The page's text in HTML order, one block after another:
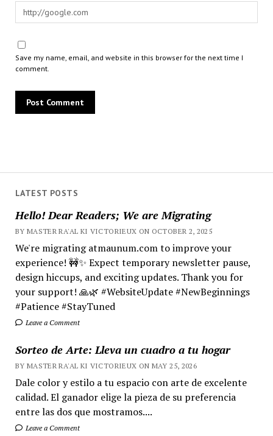
LATEST POSTS
Hello! Dear Readers; We are Migrating
BY MASTER RA'AL KI VICTORIEUX ON OCTOBER 2, 2025
We're migrating atmaunum.com to improve your
experience! 🚧✨ Expect temporary newsletter pause,
design hiccups, and exciting updates. Thank you for
your support! 🙏🌿 #WebsiteUpdate #NewBeginnings
#Patience #StayTuned
Leave a Comment
Sorteo de Arte: Lleva un cuadro a tu hogar
BY MASTER RA'AL KI VICTORIEUX ON MAY 25, 2026
Dale color y estilo a tu espacio con arte de excelente
calidad. El ganador elige la pieza de su preferencia
entre las dos que mostramos....
Leave a Comment
Save my name, email, and website in this browser for the next time I
comment.